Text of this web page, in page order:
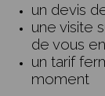
un devis
une visite
de vous
un tarif
moment